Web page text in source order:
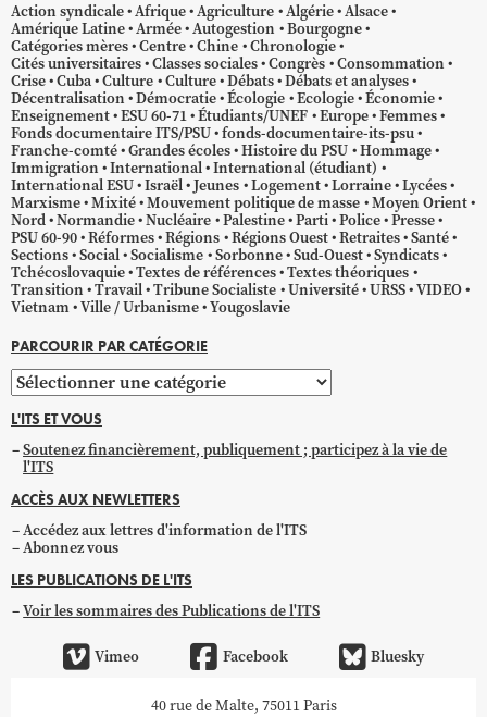
Action syndicale Afrique Agriculture Algérie Alsace
Amérique Latine Armée Autogestion
Bourgogne
Catégories mères Centre Chine Chronologie
Cités universitaires Classes sociales Congrès Consommation
Crise Cuba Culture Culture Débats Débats et analyses
Décentralisation Démocratie Écologie Ecologie Économie
Enseignement ESU 60-71 Étudiants/UNEF Europe Femmes
Fonds documentaire ITS/PSU fonds-documentaire-its-psu
Franche-comté Grandes écoles Histoire du PSU Hommage
Immigration International International (étudiant)
International ESU Israël Jeunes Logement Lorraine Lycées
Marxisme Mixité Mouvement politique de masse Moyen Orient
Nord Normandie Nucléaire Palestine Parti Police Presse
PSU 60-90 Réformes Régions Régions Ouest Retraites Santé
Sections Social Socialisme Sorbonne Sud-Ouest Syndicats
Tchécoslovaquie Textes de références Textes théoriques
Transition Travail Tribune Socialiste Université URSS VIDEO
Vietnam Ville / Urbanisme Yougoslavie
PARCOURIR PAR CATÉGORIE
Parcourir
par
catégorie
L'ITS ET VOUS
Soutenez financièrement, publiquement ; participez à la vie de
l'ITS
ACCÈS AUX NEWLETTERS
Accédez aux lettres d'information de l'ITS
Abonnez vous
LES PUBLICATIONS DE L'ITS
Voir les sommaires des Publications de l'ITS
Vimeo Facebook Bluesky
40 rue de Malte, 75011 Paris